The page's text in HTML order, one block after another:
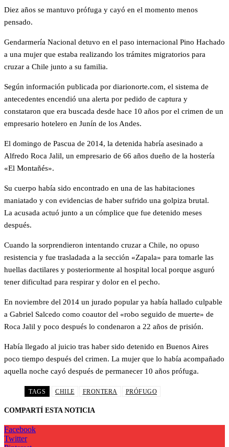
Diez años se mantuvo prófuga y cayó en el momento menos
pensado.
Gendarmería Nacional detuvo en el paso internacional Pino Hachado
a una mujer que estaba realizando los trámites migratorios para
cruzar a Chile junto a su familia.
Según información publicada por diarionorte.com, el sistema de
antecedentes encendió una alerta por pedido de captura y
constataron que era buscada desde hace 10 años por el crimen de un
empresario hotelero en Junín de los Andes.
El domingo de Pascua de 2014, la detenida habría asesinado a
Alfredo Roca Jalil, un empresario de 66 años dueño de la hostería
«El Montañés».
Su cuerpo había sido encontrado en una de las habitaciones
maniatado y con evidencias de haber sufrido una golpiza brutal.
La acusada actuó junto a un cómplice que fue detenido meses
después.
Cuando la sorprendieron intentando cruzar a Chile, no opuso
resistencia y fue trasladada a la sección «Zapala» para tomarle las
huellas dactilares y posteriormente al hospital local porque asguró
tener dificultad para respirar y dolor en el pecho.
En noviembre del 2014 un jurado popular ya había hallado culpable
a Gabriel Salcedo como coautor del «robo seguido de muerte» de
Roca Jalil y poco después lo condenaron a 22 años de prisión.
Había llegado al juicio tras haber sido detenido en Buenos Aires
poco tiempo después del crimen. La mujer que lo había acompañado
aquella noche cayó después de permanecer 10 años prófuga.
TAGS CHILE FRONTERA PRÓFUGO
COMPARTÍ ESTA NOTICIA
Facebook
Twitter